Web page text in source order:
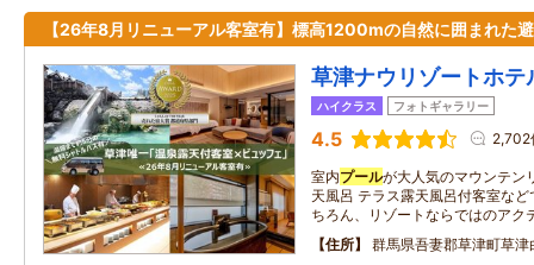
【26年8月リニューアル客室有】標高1200mの自然に囲まれた
草津ナウリゾートホテ
ハイクラス フォトギャラリー
4.5 2,702
室内プールが大人気のマウンテン
天風呂 テラス露天風呂付客室な
ちろん、リゾートならではのアク
住所
群馬県吾妻郡草津町草津